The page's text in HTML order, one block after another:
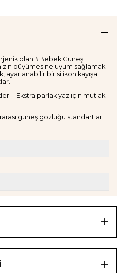
olan #Bebek Güneş
büyümesine uyum sağlamak
ayarlanabilir bir silikon kayışa
- Ekstra parlak yaz için mutlak
güneş gözlüğü standartları